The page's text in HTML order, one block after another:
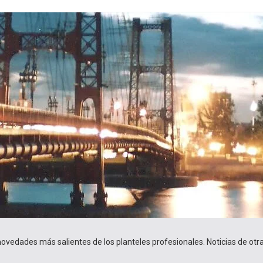
más salientes de los planteles profesionales. Noticias de